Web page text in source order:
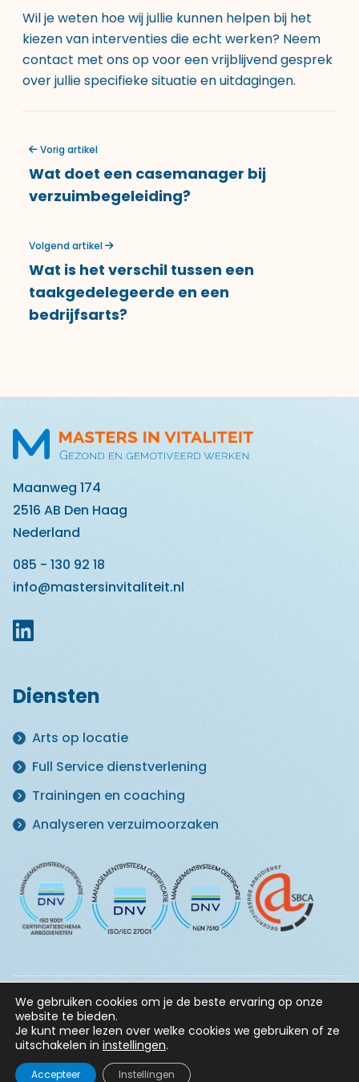
Wil je weten hoe wij jullie kunnen helpen bij het
kiezen van interventies die echt werken? Neem
contact met ons op voor een vrijblijvend gesprek
over jullie specifieke situatie en uitdagingen.
Vorig artikel
Wat doet een casemanager bij
verzuimbegeleiding?
Volgend artikel
Wat is het verschil tussen een
taakgedelegeerde en een
bedrijfsarts?
Maanweg 174
2516 AB Den Haag
Nederland
085 - 130 92 18
info@mastersinvitaliteit.nl
Diensten
Arts op locatie
Full Service dienstverlening
Trainingen en coaching
Analyseren verzuimoorzaken
© 2026 Master in Vitaliteit ·Klachtenregeling·Privacy
Statement·Informatiebeveiligingsbeleid·Algemene
voorwaarden
We gebruiken cookies om je de beste ervaring op onze
website te bieden.
Je kunt meer lezen over welke cookies we gebruiken of ze
uitschakelen in instellingen.
Accepteer Instellingen